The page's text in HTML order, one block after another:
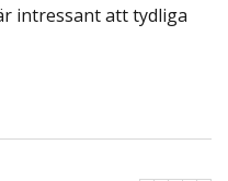
intressant att tydliga